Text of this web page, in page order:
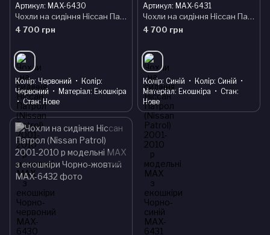
Артикул: MAX-6430
Чохли на сидіння Ніссан Патрол (Nissan Patrol) 2001-2010 р модельні MAX з екошкіри Чорно-червоний
4 700 грн
Колір Червоний
Колір
Червоний
Матеріал Екошкіра
Стан Нове
Артикул: MAX-6431
Чохли на сидіння Ніссан Патрол (Nissan Patrol) 2001-2010 р модельні MAX з екошкіри Чорно-синій
4 700 грн
Колір Синій Колір Синій
Матеріал Екошкіра
Стан
Нове